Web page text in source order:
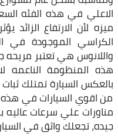
الاعلي في هذه الفئه
ميزه لأن الارتفاع الزائد
الكراسي الموجودة في
واللانوس هي تعتبر مريحه
هذه المنظومة الناعمه
بالعكس السيارة تمتلك
من اقوي السيارات في هذه
مناورات علي سرعات عاليه
جيده، تجعلك واثق في